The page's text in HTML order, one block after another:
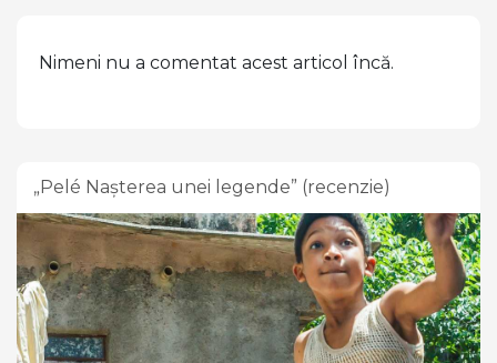
Nimeni nu a comentat acest articol încă.
„Pelé Nașterea unei legende” (recenzie)